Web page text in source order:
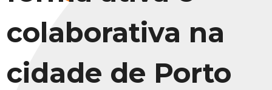
colaborativa na
cidade de Porto